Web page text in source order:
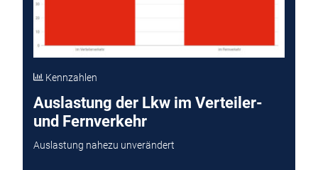
Kennzahlen
Auslastung der Lkw im Verteiler-
und Fernverkehr
Auslastung nahezu unverändert